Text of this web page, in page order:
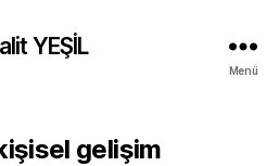
YEŞİL
Menü
gelişim